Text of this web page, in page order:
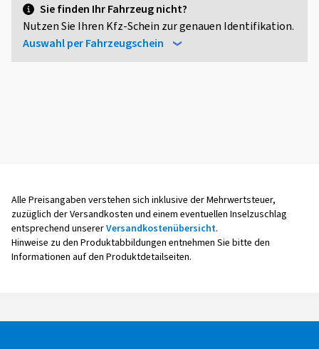
Sie finden Ihr Fahrzeug nicht?
Nutzen Sie Ihren Kfz-Schein zur genauen Identifikation.
Auswahl per Fahrzeugschein
Alle Preisangaben verstehen sich inklusive der Mehrwertsteuer,
zuzüglich der Versandkosten und einem eventuellen Inselzuschlag
entsprechend unsererVersandkostenübersicht.
Hinweise zu den Produktabbildungen entnehmen Sie bitte den
Informationen auf den Produktdetailseiten.